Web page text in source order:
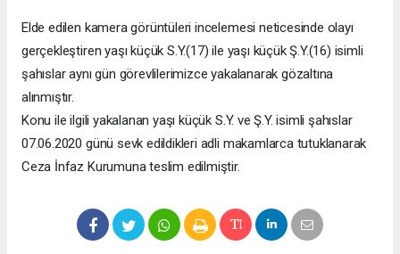
Elde edilen kamera görüntüleri incelemesi neticesinde olayı
gerçekleştiren yaşı küçük S.Y.(17) ile yaşı küçük Ş.Y.(16) isimli
şahıslar aynı gün görevlilerimizce yakalanarak gözaltına
alınmıştır.
Konu ile ilgili yakalanan yaşı küçük S.Y. ve Ş.Y. isimli şahıslar
07.06.2020 günü sevk edildikleri adli makamlarca tutuklanarak
Ceza İnfaz Kurumuna teslim edilmiştir.